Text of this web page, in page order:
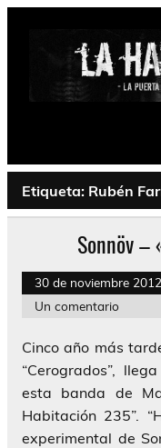
Saltar
Psychedelic,
Etiqueta: Rubén
Sonnöv –
30 de noviembre 2012
Un comentario
Cinco año más
“Cerogrados”,
esta banda de
Habitación 235”.
experimental de